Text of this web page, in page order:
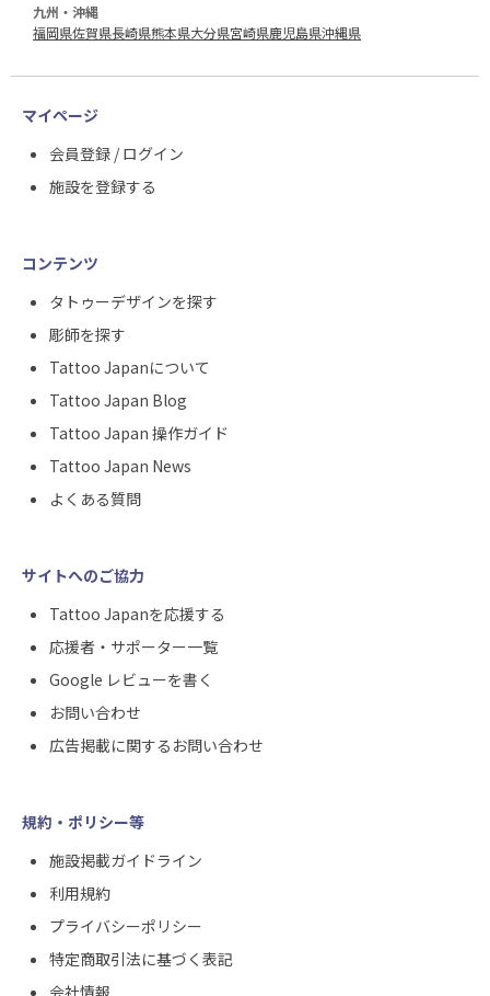
九州・沖縄
福岡県佐賀県長崎県熊本県大分県宮崎県鹿児島県沖縄県
マイページ
会員登録 / ログイン
施設を登録する
コンテンツ
タトゥーデザインを探す
彫師を探す
Tattoo Japanについて
Tattoo Japan Blog
Tattoo Japan 操作ガイド
Tattoo Japan News
よくある質問
サイトへのご協力
Tattoo Japanを応援する
応援者・サポーター一覧
Google レビューを書く
お問い合わせ
広告掲載に関するお問い合わせ
規約・ポリシー等
施設掲載ガイドライン
利用規約
プライバシーポリシー
特定商取引法に基づく表記
会社情報